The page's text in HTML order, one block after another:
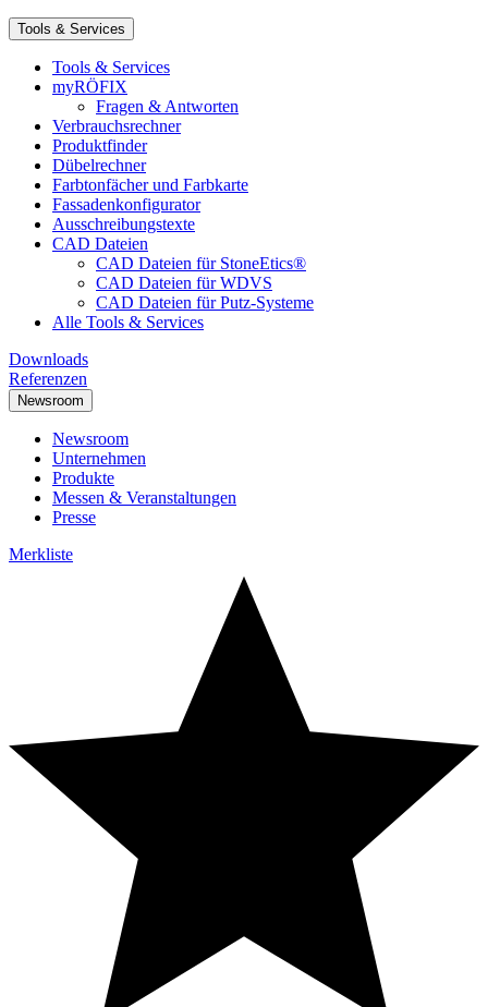
Tools & Services
Tools & Services
myRÖFIX
Fragen & Antworten
Verbrauchsrechner
Produktfinder
Dübelrechner
Farbtonfächer und Farbkarte
Fassadenkonfigurator
Ausschreibungstexte
CAD Dateien
CAD Dateien für StoneEtics®
CAD Dateien für WDVS
CAD Dateien für Putz-Systeme
Alle Tools & Services
Downloads
Referenzen
Newsroom
Newsroom
Unternehmen
Produkte
Messen & Veranstaltungen
Presse
Merkliste